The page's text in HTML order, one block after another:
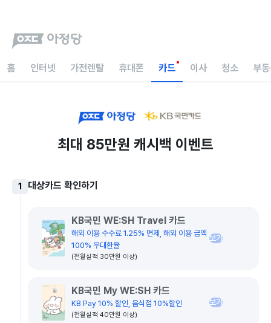
홈 인터넷 가전렌탈 휴대폰 카드 이사 청소 부
최대 85만원 캐시백 이벤트
1 대상카드 확인하기
KB국민 WE:SH Travel 카드
해외 이용 수수료 1.25% 면제, 해외 이용 금액
100% 우대환율
(전월실적 30만원 이상)
보기
KB국민 My WE:SH 카드
KB Pay 10% 할인, 음식점 10%할인
(전월실적 40만원 이상)
보기